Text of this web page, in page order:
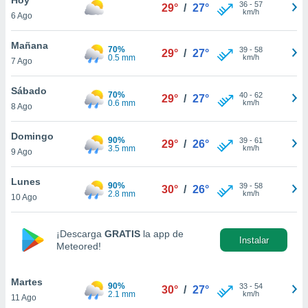
y
en
más
de
cookies
aceptar
6 Ago
29° / 27° 36- 57
km/h
Mañana
7 Ago
70%
0.5 mm
29° / 27° 39- 58
km/h
Sábado
8 Ago
70%
0.6 mm
29° / 27° 40- 62
km/h
Domingo
9 Ago
90%
3.5 mm
29° / 26° 39- 61
km/h
Lunes
10 Ago
90%
2.8 mm
30° / 26° 39- 58
km/h
¡Descarga GRATIS la app de
Meteored!
Instalar
Martes
11 Ago
90%
2.1 mm
30° / 27° 33- 54
km/h